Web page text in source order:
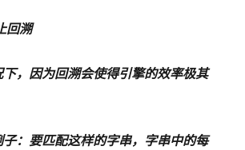
回溯
，因为回溯会使得引擎的效率极其
：要匹配这样的字串，字串中的每